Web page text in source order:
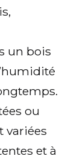
un bois
ou
variées
et à